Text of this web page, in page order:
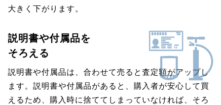
大きく下がります。
説明書や付属品を
そろえる
説明書や付属品は、合わせて売ると査定額がアップし
ます。説明書や付属品があると、購入者が安心して買
えるため、購入時に捨ててしまっていなければ、そろ